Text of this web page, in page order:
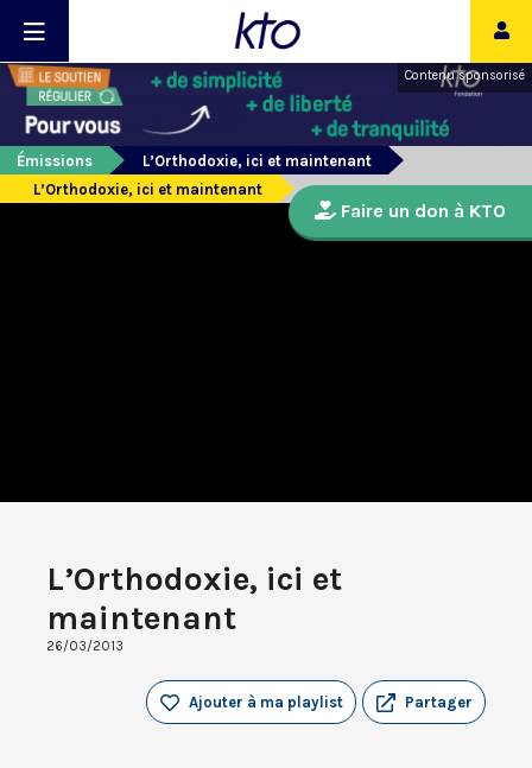
Contenu sponsorisé
Émissions
L’Orthodoxie, ici et maintenant
L’Orthodoxie, ici et maintenant
L’Orthodoxie, ici et
maintenant
26/03/2013
Partager
Ajouter à ma playlist
Faire un don à KTO